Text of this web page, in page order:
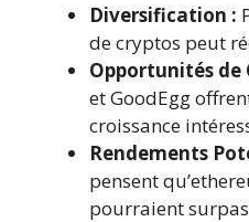
Diversification :
de cryptos peut
Opportunités de
et GoodEgg
croissance
Rendements
pensent
pourraient